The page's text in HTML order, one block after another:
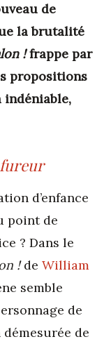
de
la brutalité
!frappe par
propositions
indéniable,
d’enfance
point de
? Dans le
!de William
semble
de
de